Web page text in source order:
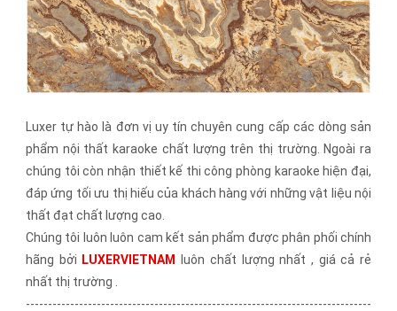
Luxer tự hào là đơn vị uy tín chuyên cung cấp các dòng sản
phẩm nội thất karaoke chất lượng trên thị trường. Ngoài ra
chúng tôi còn nhận thiết kế thi công phòng karaoke hiện đại,
đáp ứng tối ưu thị hiếu của khách hàng với những vật liệu nội
thất đạt chất lượng cao.
Chúng tôi luôn luôn cam kết sản phẩm được phân phối chính
hãng bởi LUXERVIETNAM
luôn chất lượng nhất , giá cả rẻ
nhất thị trường .
------------------------------------------------------------------------------